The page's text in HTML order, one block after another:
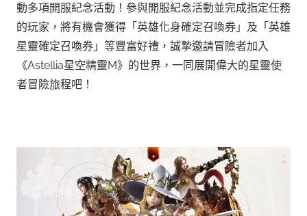
動多項開服紀念活動！參與開服紀念活動並完成指定任務
的玩家，將有機會獲得「英雄化身確定召喚券」及「英雄
星靈確定召喚券」等豐富好禮，誠摯邀請冒險者加入
《Astellia星空精靈M》的世界，一同展開偉大的星靈使
者冒險旅程吧！